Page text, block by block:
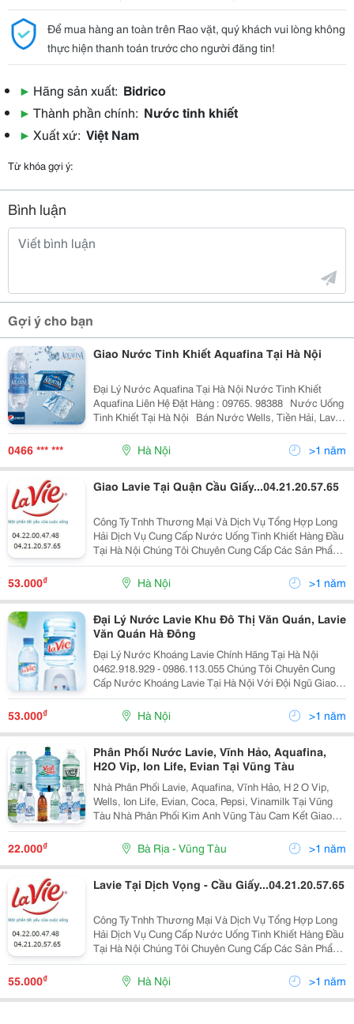
Để mua hàng an toàn trên Rao vặt, quý khách vui lòng không
thực hiện thanh toán trước cho người đăng tin!
▶ Hãng sản xuất: Bidrico
▶ Thành phần chính: Nước tinh khiết
▶ Xuất xứ: Việt Nam
Từ khóa gợi ý:
Bình luận
Gợi ý cho bạn
Giao Nước Tinh Khiết Aquafina Tại Hà Nội
Đại Lý Nước Aquafina Tại Hà Nội Nước Tinh Khiết
Aquafina Liên Hệ Đặt Hàng : 09765. 98388 ​ ​ Nước Uống
Tinh Khiết Tại Hà Nội ​ ​ Bán Nước Wells, Tiền Hải, Lavie,
Aquafina, Laska,Miru Tại Cầu Giấy
0466 *** *** Hà Nội >1 năm
Giao Lavie Tại Quận Cầu Giấy...04.21.20.57.65
Công Ty Tnhh Thương Mại Và Dịch Vụ Tổng Hợp Long
Hải Dịch Vụ Cung Cấp Nước Uống Tinh Khiết Hàng Đầu
Tại Hà Nội Chúng Tôi Chuyên Cung Cấp Các Sản Phẩm
Về Nước Khoáng , Nước Uống Tinh Khiết Đạt Tiêu
Chuẩn Hàng Việt Nam Chất Lượng Cao ( Iso 9001-2
53.000₫ Hà Nội >1 năm
Đại Lý Nước Lavie Khu Đô Thị Văn Quán, Lavie
Văn Quán Hà Đông
Đại Lý Nước Khoáng Lavie Chính Hãng Tại Hà Nội
0462.918.929 - 0986.113.055 Chúng Tôi Chuyên Cung
Cấp Nước Khoáng Lavie Tại Hà Nội Với Đội Ngũ Giao
Hàng Chuyên Nghiệp Chúng Tôi Xin Cam Kết: - Giao
Hàng Nhanh - Đúng Giá Sản Phẩm - Đảm Bả
53.000₫ Hà Nội >1 năm
Phân Phối Nước Lavie, Vĩnh Hảo, Aquafina,
H2O Vip, Ion Life, Evian Tại Vũng Tàu
Nhà Phân Phối Lavie, Aquafina, Vĩnh Hảo, H 2 O Vip,
Wells, Ion Life, Evian, Coca, Pepsi, Vinamilk Tại Vũng
Tàu Nhà Phân Phối Kim Anh Vũng Tàu Cam Kết Giao
Hàng Tận Nơi, Nhanh Chóng, Phục Vụ Ân Cần Chuyên
Nghiệp Với Giá Tốt Hơn : Metro, Coop Mar
22.000₫ Bà Rịa - Vũng Tàu >1 năm
Lavie Tại Dịch Vọng - Cầu Giấy...04.21.20.57.65
Công Ty Tnhh Thương Mại Và Dịch Vụ Tổng Hợp Long
Hải Dịch Vụ Cung Cấp Nước Uống Tinh Khiết Hàng Đầu
Tại Hà Nội Chúng Tôi Chuyên Cung Cấp Các Sản Phẩm
Về Nước Khoáng , Nước Uống Tinh Khiết Đạt Tiêu
Chuẩn Hàng Việt Nam Chất Lượng Cao ( Iso 9001-2
55.000₫ Hà Nội >1 năm